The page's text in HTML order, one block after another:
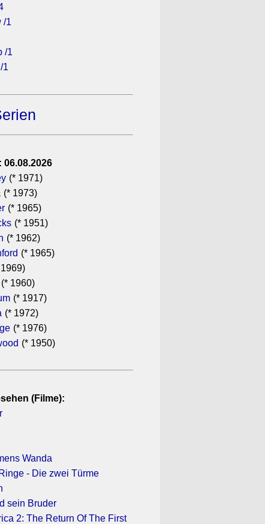
/1
/1
1
(* 1971)
(* 1973)
(* 1965)
(* 1951)
(* 1962)
(* 1965)
(* 1960)
(* 1917)
(* 1972)
(* 1976)
(* 1950)
(Filme):
Wanda
- Die zwei Türme
sein Bruder
2: The Return Of The First